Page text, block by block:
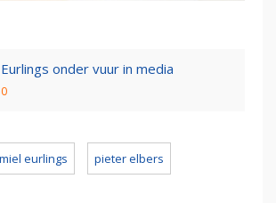
onder vuur in media
eurlings pieter elbers